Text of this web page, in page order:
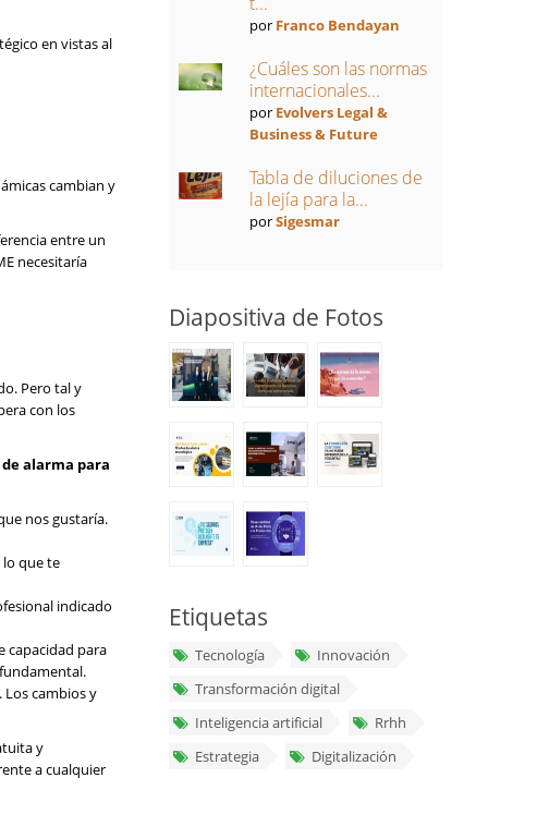
en vistas al
cambian y
entre un
necesitaría
Pero tal y
con los
de alarma para
nos gustaría.
lo que te
indicado
capacidad para
cambios y
y
a cualquier
por Franco Bendayan
¿Cuáles son las normas
internacionales...
por Evolvers Legal &
Business & Future
Tabla de diluciones de
la lejía para la...
porSigesmar
Diapositiva de Fotos
Etiquetas
Tecnología
Innovación
Transformación digital
Inteligencia artificial
Rrhh
Estrategia
Digitalización